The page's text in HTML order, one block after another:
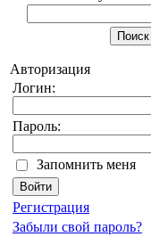
Авторизация
Логин:
Пароль:
Запомнить меня
Регистрация
Забыли свой пароль?